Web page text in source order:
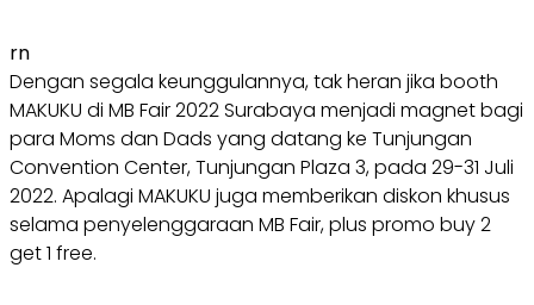
rn
Dengan segala keunggulannya, tak heran jika booth
MAKUKU di MB Fair 2022 Surabaya menjadi magnet bagi
para Moms dan Dads yang datang ke Tunjungan
Convention Center, Tunjungan Plaza 3, pada 29-31 Juli
2022. Apalagi MAKUKU juga memberikan diskon khusus
selama penyelenggaraan MB Fair, plus promo buy 2
get 1 free.